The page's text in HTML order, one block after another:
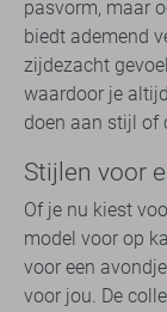
pasvorm, maar
biedt ademend
zijdezacht
waardoor je
doen aan stijl of
Stijlen voor
Of je nu kiest
model voor op
voor een
voor jou. De